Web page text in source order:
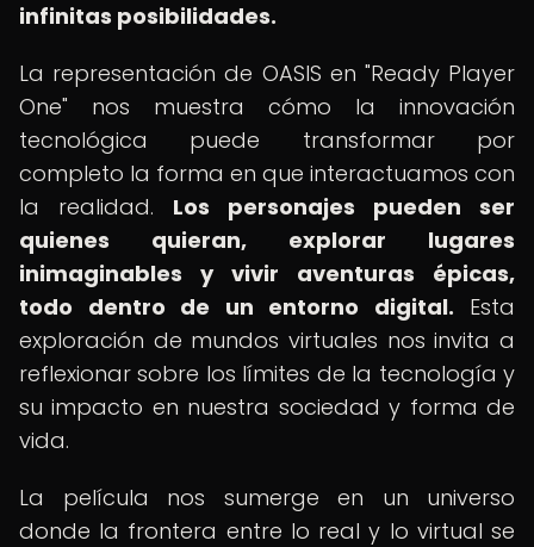
infinitas posibilidades.
La representación de OASIS en "Ready Player
One" nos muestra cómo la innovación
tecnológica puede transformar por
completo la forma en que interactuamos con
la realidad. Los personajes pueden ser
quienes quieran, explorar lugares
inimaginables y vivir aventuras épicas,
todo dentro de un entorno digital. Esta
exploración de mundos virtuales nos invita a
reflexionar sobre los límites de la tecnología y
su impacto en nuestra sociedad y forma de
vida.
La película nos sumerge en un universo
donde la frontera entre lo real y lo virtual se